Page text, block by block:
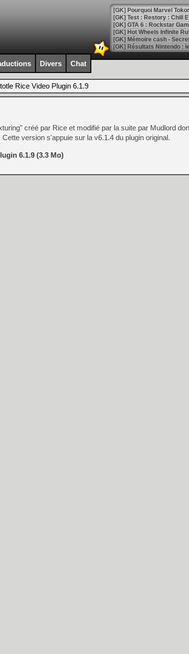
[GK] Pourquoi Marvel
[GK] Test : Restory : Chill
[GK] GTA 6 : Rockstar
[GK] Hot Wheels Infinite
[GK] Mémoire cash -
[GK] Résultats Nintendo :
[GK] Déjà des
[Mo5] Brickboy cherche à
[GK] Minecraft et ses «
[GK] Beast of
[GK] Ubisoft : fin de partie
[GK] Mémoire cash -
[GK] Dan Houser (GTA)
[GK] Comment EA Sports
[GK] Crimson Moon : un
[GK] Isle of Reveries : le
[GK] Moonlighter 2 : The
[GK] Capcom relance
[Mo5] Deux inédits du
[GK] Le beat'em up The
[GK] Endless Legend 2 :
[LS] [PS5] Le WebKit
[GK] Oubliez Crazy Taxi,
[LS] [Switch] NSZ 5.0.0
[GK] No More Room in
[GK] Un chatbot Atelier
[GK] Mémoire cash -
[GK] Nvidia : le prix des
[GK] Suikoden Star Leap
[Mo5] La mini borne
Divers Chat
Rice Video Plugin 6.1.9
créé par Rice et modifié par la suite par Mudlord
version s'appuie sur la v6.1.4 du plugin original.
6.1.9 (3.3 Mo)